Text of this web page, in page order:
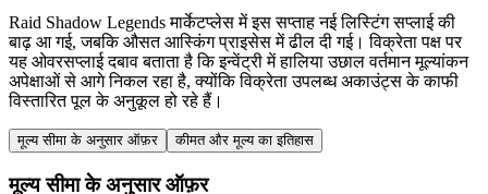
Raid Shadow Legends मार्केटप्लेस में इस सप्ताह नई लिस्टिंग सप्लाई की
बाढ़ आ गई, जबकि औसत आस्किंग प्राइसेस में ढील दी गई। विक्रेता पक्ष पर
यह ओवरसप्लाई दबाव बताता है कि इन्वेंट्री में हालिया उछाल वर्तमान मूल्यांकन
अपेक्षाओं से आगे निकल रहा है, क्योंकि विक्रेता उपलब्ध अकाउंट्स के काफी
विस्तारित पूल के अनुकूल हो रहे हैं।
मूल्य सीमा के अनुसार ऑफ़र कीमत और मूल्य का इतिहास
मूल्य सीमा के अनुसार ऑफ़र